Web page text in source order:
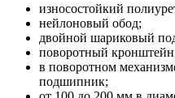
износостойкий
нейлоновый обод;
двойной шариковый
поворотный
в поворотном
подшипник;